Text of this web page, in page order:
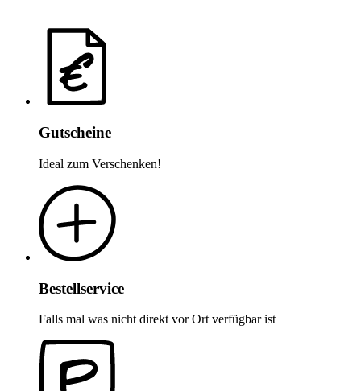
Gutscheine
Ideal zum Verschenken!
Bestellservice
Falls mal was nicht direkt vor Ort verfügbar ist